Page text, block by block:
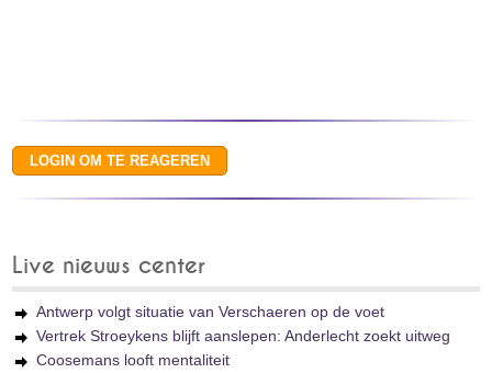
Live nieuws center
Antwerp volgt situatie van Verschaeren op de voet
Vertrek Stroeykens blijft aanslepen: Anderlecht zoekt uitweg
Coosemans looft mentaliteit